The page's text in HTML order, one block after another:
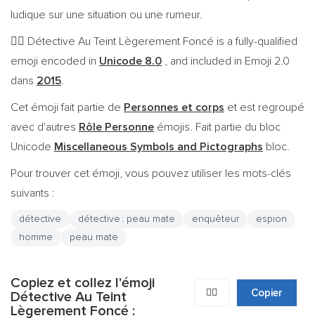
ludique sur une situation ou une rumeur.
🕵🏾 Détective Au Teint Lègerement Foncé is a fully-qualified
emoji encoded in Unicode 8.0 , and included in Emoji 2.0
dans 2015.
Cet émoji fait partie de Personnes et corps et est regroupé
avec d'autres Rôle Personne émojis. Fait partie du bloc
Unicode Miscellaneous Symbols and Pictographs bloc.
Pour trouver cet émoji, vous pouvez utiliser les mots-clés
suivants :
détective détective : peau mate enquêteur
espion
homme
peau mate
Copiez et collez l'émoji
Détective Au Teint
Lègerement Foncé :
🕵🏾 Copier